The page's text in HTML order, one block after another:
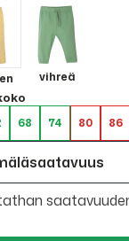
vihreä
68 74 80 86